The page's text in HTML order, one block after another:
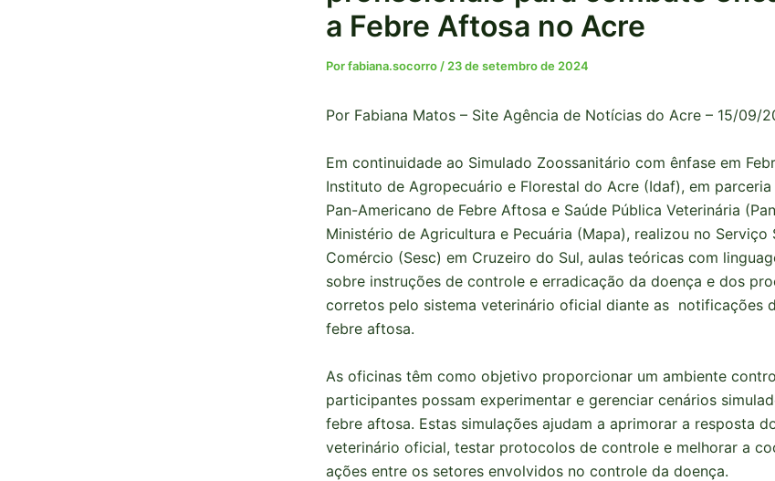
a Febre Aftosa no Acre
Porfabiana.socorro/23 de setembro de 2024
Por Fabiana Matos – Site Agência de Notícias do Acre – 15/09/
Em continuidade ao Simulado Zoossanitário com ênfase em
Instituto de Agropecuário e Florestal do Acre (Idaf), em
Pan-Americano de Febre Aftosa e Saúde Pública Veterinária
Ministério de Agricultura e Pecuária (Mapa), realizou no Serviço
Comércio (Sesc) em Cruzeiro do Sul, aulas teóricas com
sobre instruções de controle e erradicação da doença e dos
corretos pelo sistema veterinário oficial diante as notificações
febre aftosa.
As oficinas têm como objetivo proporcionar um ambiente
participantes possam experimentar e gerenciar cenários
febre aftosa. Estas simulações ajudam a aprimorar a resposta
veterinário oficial, testar protocolos de controle e melhorar a
ações entre os setores envolvidos no controle da doença.